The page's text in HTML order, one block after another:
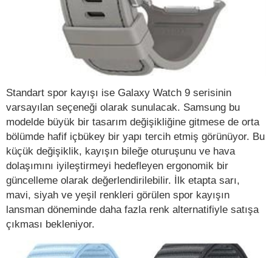
Standart spor kayışı ise Galaxy Watch 9 serisinin
varsayılan seçeneği olarak sunulacak. Samsung bu
modelde büyük bir tasarım değişikliğine gitmese de orta
bölümde hafif içbükey bir yapı tercih etmiş görünüyor. Bu
küçük değişiklik, kayışın bileğe oturuşunu ve hava
dolaşımını iyileştirmeyi hedefleyen ergonomik bir
güncelleme olarak değerlendirilebilir. İlk etapta sarı,
mavi, siyah ve yeşil renkleri görülen spor kayışın
lansman döneminde daha fazla renk alternatifiyle satışa
çıkması bekleniyor.